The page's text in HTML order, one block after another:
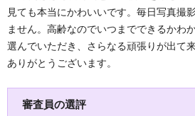
見ても本当にかわいいです。毎日写真撮
ません。高齢なのでいつまでできるかわ
選んでいただき、さらなる頑張りが出て
ありがとうございます。
審査員の選評